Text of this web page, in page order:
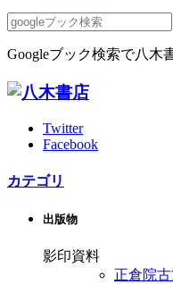
Googleブック検索で八木
Twitter
Facebook
カテゴリ
出版物
影印資料
正倉院